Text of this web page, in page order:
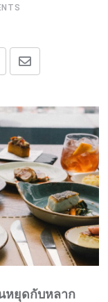
Share
Email
หยุดกับหลาก